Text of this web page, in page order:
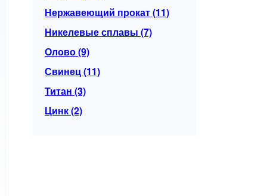
Нержавеющий прокат (11)
Никелевые сплавы (7)
Олово (9)
Свинец (11)
Титан (3)
Цинк (2)